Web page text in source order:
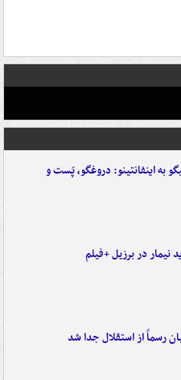
به اینفانتینو: دروغگو، پَست‌ و
در برزیل +فیلم
رسماً از استقلال جدا شد